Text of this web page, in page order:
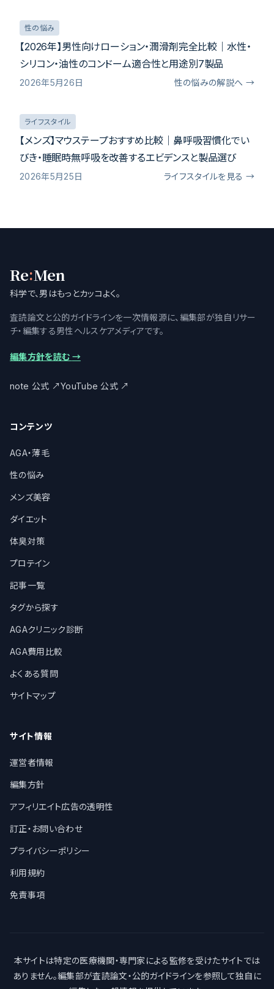
性の悩み
【2026年】男性向けローション・潤滑剤完全比較｜水性・
シリコン・油性のコンドーム適合性と用途別7製品
2026年5月26日 性の悩みの解説へ →
ライフスタイル
【メンズ】マウステープおすすめ比較｜鼻呼吸習慣化でい
びき・睡眠時無呼吸を改善するエビデンスと製品選び
2026年5月25日 ライフスタイルを見る →
Re:Men
科学で、男はもっとカッコよく。
査読論文と公的ガイドラインを一次情報源に、編集部が独自リサー
チ・編集する男性ヘルスケアメディアです。
編集方針を読む →
note 公式 ↗YouTube 公式 ↗
コンテンツ
AGA・薄毛
性の悩み
メンズ美容
ダイエット
体臭対策
プロテイン
記事一覧
タグから探す
AGAクリニック診断
AGA費用比較
よくある質問
サイトマップ
サイト情報
運営者情報
編集方針
アフィリエイト広告の透明性
訂正・お問い合わせ
プライバシーポリシー
利用規約
免責事項
本サイトは特定の医療機関・専門家による監修を受けたサイトでは
ありません。編集部が査読論文・公的ガイドラインを参照して独自に